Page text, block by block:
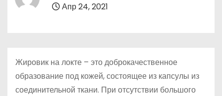
Апр 24, 2021
Жировик на локте – это доброкачественное
образование под кожей, состоящее из капсулы из
соединительной ткани. При отсутствии большого